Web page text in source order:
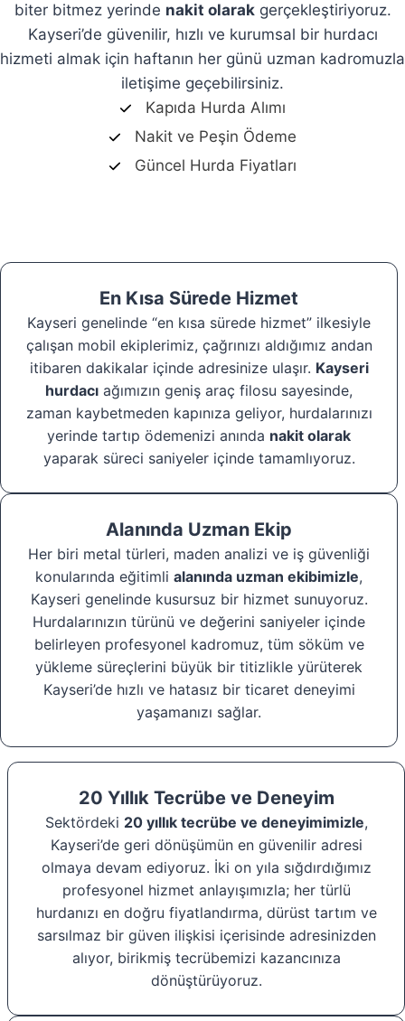
biter bitmez yerinde nakit olarakgerçekleştiriyoruz.
Kayseri’de güvenilir, hızlı ve kurumsal bir hurdacı
hizmeti almak için haftanın her günü uzman kadromuzla
iletişime geçebilirsiniz.
Kapıda Hurda Alımı
Nakit ve Peşin Ödeme
Güncel Hurda Fiyatları
En Kısa Sürede Hizmet
Kayseri genelinde “en kısa sürede hizmet” ilkesiyle
çalışan mobil ekiplerimiz, çağrınızı aldığımız andan
itibaren dakikalar içinde adresinize ulaşır. Kayseri
hurdacı ağımızın geniş araç filosu sayesinde,
zaman kaybetmeden kapınıza geliyor, hurdalarınızı
yerinde tartıp ödemenizi anında nakit olarak
yaparak süreci saniyeler içinde tamamlıyoruz.
Alanında Uzman Ekip
Her biri metal türleri, maden analizi ve iş güvenliği
konularında eğitimli alanında uzman ekibimizle,
Kayseri genelinde kusursuz bir hizmet sunuyoruz.
Hurdalarınızın türünü ve değerini saniyeler içinde
belirleyen profesyonel kadromuz, tüm söküm ve
yükleme süreçlerini büyük bir titizlikle yürüterek
Kayseri’de hızlı ve hatasız bir ticaret deneyimi
yaşamanızı sağlar.
20 Yıllık Tecrübe ve Deneyim
Sektördeki 20 yıllık tecrübe ve deneyimimizle,
Kayseri’de geri dönüşümün en güvenilir adresi
olmaya devam ediyoruz. İki on yıla sığdırdığımız
profesyonel hizmet anlayışımızla; her türlü
hurdanızı en doğru fiyatlandırma, dürüst tartım ve
sarsılmaz bir güven ilişkisi içerisinde adresinizden
alıyor, birikmiş tecrübemizi kazancınıza
dönüştürüyoruz.